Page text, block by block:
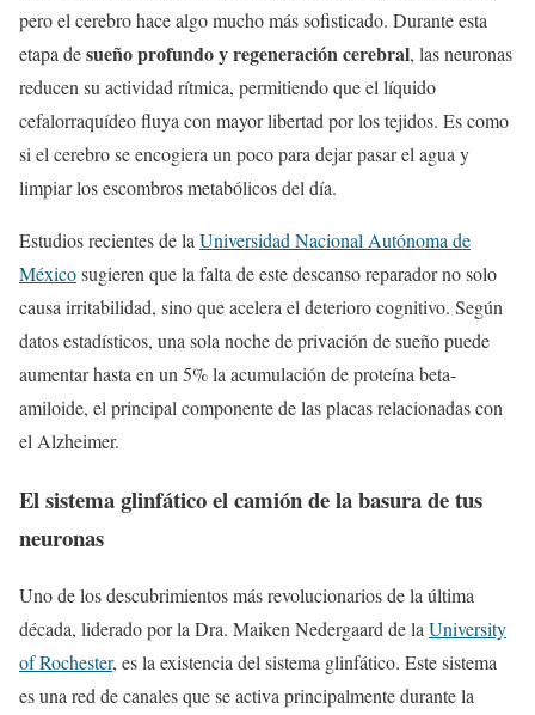
pero el cerebro hace algo mucho más sofisticado. Durante esta
etapa desueño profundo y regeneración cerebral, las neuronas
reducen su actividad rítmica, permitiendo que el líquido
cefalorraquídeo fluya con mayor libertad por los tejidos. Es como
si el cerebro se encogiera un poco para dejar pasar el agua y
limpiar los escombros metabólicos del día.
Estudios recientes de la Universidad Nacional Autónoma de
Méxicosugieren que la falta de este descanso reparador no solo
causa irritabilidad, sino que acelera el deterioro cognitivo. Según
datos estadísticos, una sola noche de privación de sueño puede
aumentar hasta en un 5% la acumulación de proteína beta-
amiloide, el principal componente de las placas relacionadas con
el Alzheimer.
El sistema glinfático el camión de la basura de tus
neuronas
Uno de los descubrimientos más revolucionarios de la última
década, liderado por la Dra. Maiken Nedergaard de laUniversity
of Rochester, es la existencia del sistema glinfático. Este sistema
es una red de canales que se activa principalmente durante la